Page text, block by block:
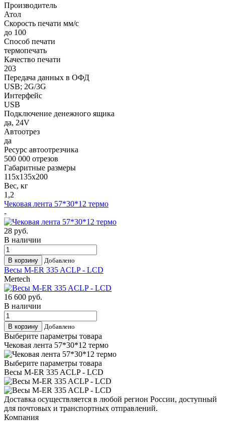
Производитель
Атол
Скорость печати мм/с
до 100
Способ печати
термопечать
Качество печати
203
Передача данных в ОФД
USB; 2G/3G
Интерфейс
USB
Подключение денежного ящика
да, 24V
Автоотрез
да
Ресурс автоотрезчика
500 000 отрезов
Габаритные размеры
115х135х200
Вес, кг
1,2
Чековая лента 57*30*12 термо
-
28 руб.
В наличии
Добавлено
Весы М-ER 335 ACLP - LCD
Mertech
16 600 руб.
В наличии
Добавлено
Выберите параметры товара
Чековая лента 57*30*12 термо
Выберите параметры товара
Весы М-ER 335 ACLP - LCD
Доставка осуществляется в любой регион России, доступный
для почтовых и транспортных отправлений.
Компания